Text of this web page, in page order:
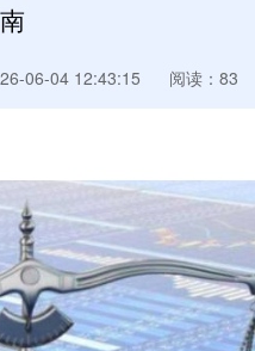
06-04 12:43:15 阅读：83